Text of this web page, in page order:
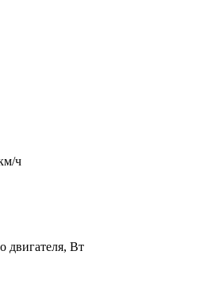
ч
двигателя, Вт